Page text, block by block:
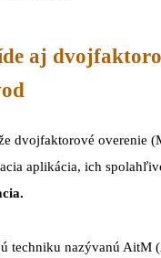
aj
dvojfaktorové overenie
aplikácia, ich
techniku nazývanú AitM